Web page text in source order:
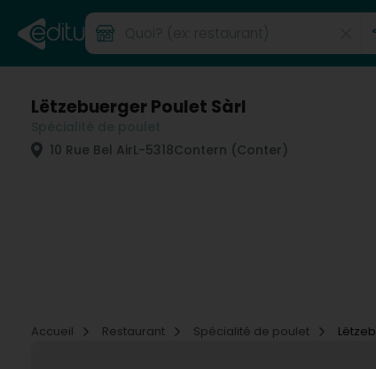
Lëtzebuerger Poulet Sàrl
10 Rue Bel AirL-5318Contern (Conter)
Accueil
Restaurant Spécialité de poulet